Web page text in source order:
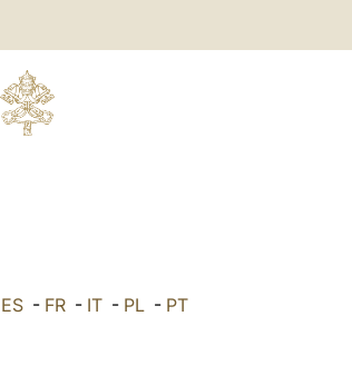
ES - FR - IT - PL - PT